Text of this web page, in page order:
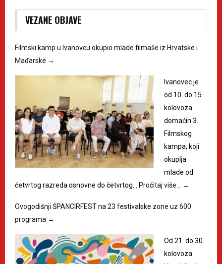
VEZANE OBJAVE
Filmski kamp u Ivanovcu okupio mlade filmaše iz Hrvatske i
Mađarske →
Ivanovec je
od 10. do 15.
kolovoza
domaćin 3.
Filmskog
kampa, koji
okuplja
mlade od
četvrtog razreda osnovne do četvrtog…
Pročitaj više… →
Ovogodišnji ŠPANCIRFEST na 23 festivalske zone uz 600
programa →
Od 21. do 30.
kolovoza